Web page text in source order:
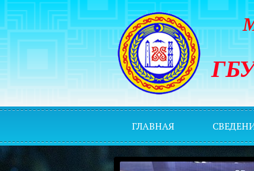
ГЛАВНАЯ